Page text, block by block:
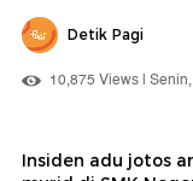
Detik Pagi
10,875 Views |
Insiden adu jotos